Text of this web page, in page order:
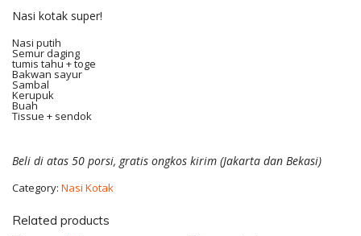
Nasi kotak super!
Nasi putih
Semur daging
tumis tahu + toge
Bakwan sayur
Sambal
Kerupuk
Buah
Tissue + sendok
Beli di atas 50 porsi, gratis ongkos kirim (Jakarta dan Bekasi)
Category: Nasi Kotak
Related products